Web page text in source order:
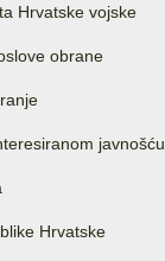
Hrvatske vojske
obrane
javnošću
Hrvatske